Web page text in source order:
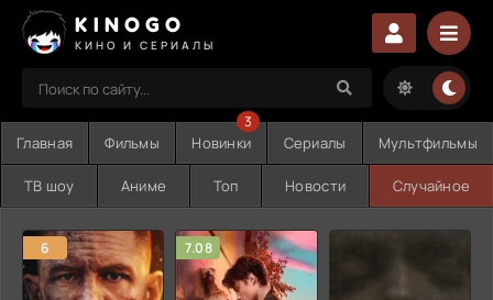
KINOGO
КИНО И СЕРИАЛЫ
Главная Фильмы Новинки
3
Сериалы Мультфильмы
ТВ шоу Аниме Топ Новости Случайное
6 7.08